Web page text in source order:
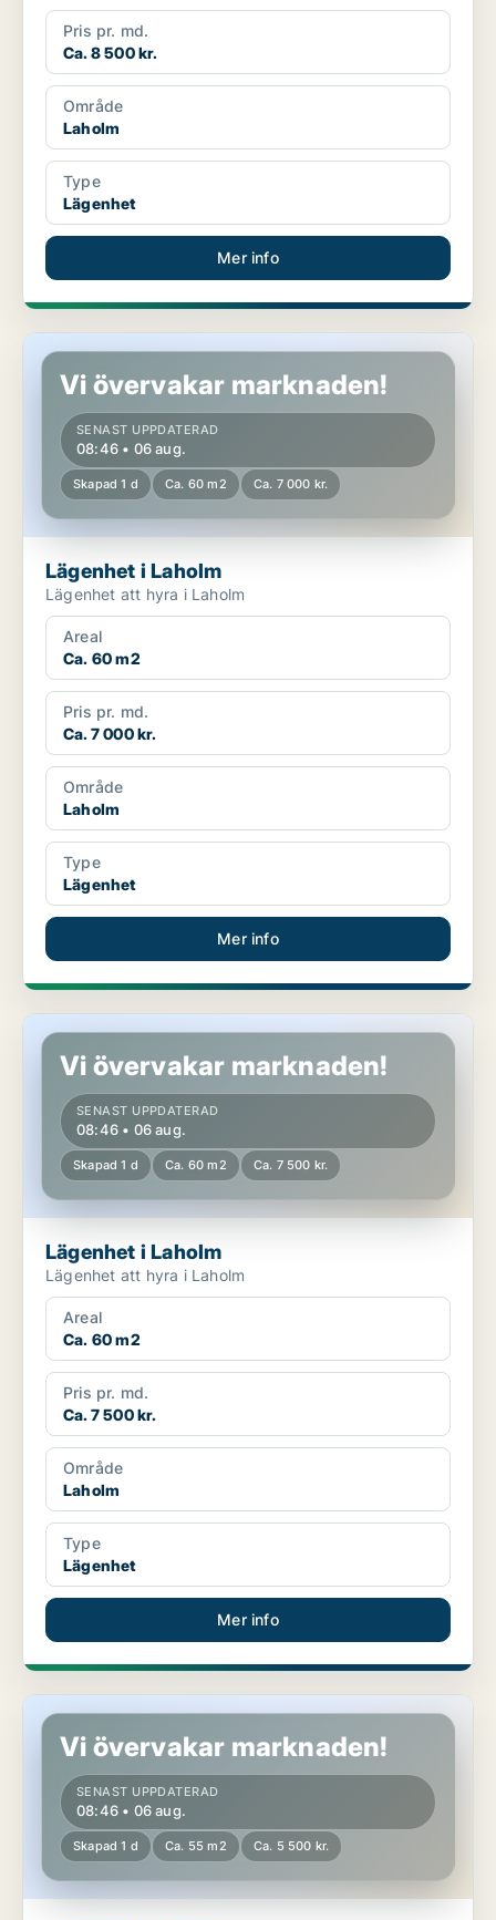
Pris pr. md.
Ca. 8 500 kr.
Område
Laholm
Type
Lägenhet
Mer info
Lägenhet i Laholm
Vi övervakar marknaden!
SENAST UPPDATERAD
08:46 • 06 aug.
Skapad 1 d Ca. 60 m2 Ca. 7 000 kr.
Lägenhet i Laholm
Lägenhet att hyra i Laholm
Areal
Ca. 60 m2
Pris pr. md.
Ca. 7 000 kr.
Område
Laholm
Type
Lägenhet
Mer info
Lägenhet i Laholm
Vi övervakar marknaden!
SENAST UPPDATERAD
08:46 • 06 aug.
Skapad 1 d Ca. 60 m2 Ca. 7 500 kr.
Lägenhet i Laholm
Lägenhet att hyra i Laholm
Areal
Ca. 60 m2
Pris pr. md.
Ca. 7 500 kr.
Område
Laholm
Type
Lägenhet
Mer info
Lägenhet i Laholm
Vi övervakar marknaden!
SENAST UPPDATERAD
08:46 • 06 aug.
Skapad 1 d Ca. 55 m2 Ca. 5 500 kr.